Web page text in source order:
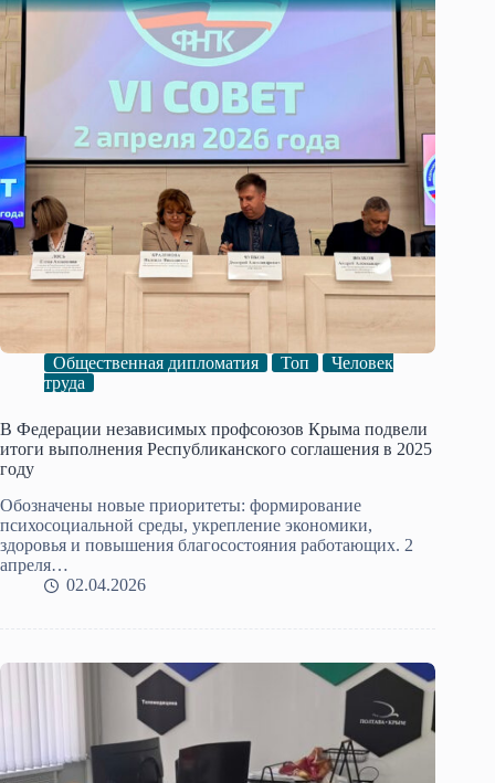
Общественная дипломатия Топ
Человек
труда
В Федерации независимых профсоюзов Крыма подвели
итоги выполнения Республиканского соглашения в 2025
году
Обозначены новые приоритеты: формирование
психосоциальной среды, укрепление экономики,
здоровья и повышения благосостояния работающих. 2
апреля…
02.04.2026